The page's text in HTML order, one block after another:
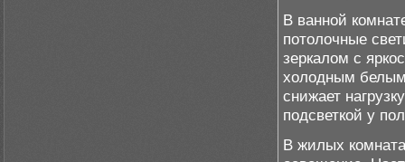
В ванной
потолочные
зеркалом с
холодным белым
снижает
подсветкой у
В жилых